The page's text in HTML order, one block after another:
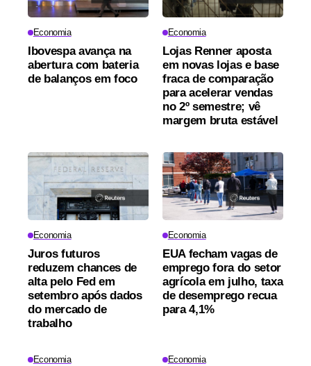
Economia
Ibovespa avança na
abertura com bateria
de balanços em foco
Economia
Lojas Renner aposta
em novas lojas e base
fraca de comparação
para acelerar vendas
no 2º semestre; vê
margem bruta estável
Economia
Juros futuros
reduzem chances de
alta pelo Fed em
setembro após dados
do mercado de
trabalho
Economia
EUA fecham vagas de
emprego fora do setor
agrícola em julho, taxa
de desemprego recua
para 4,1%
Economia Economia